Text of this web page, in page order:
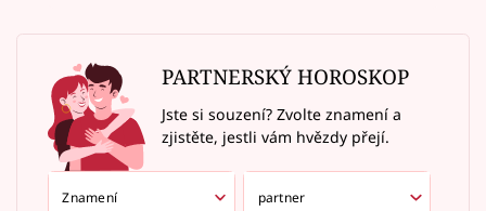
PARTNERSKÝ HOROSKOP
Jste si souzení? Zvolte znamení a
zjistěte, jestli vám hvězdy přejí.